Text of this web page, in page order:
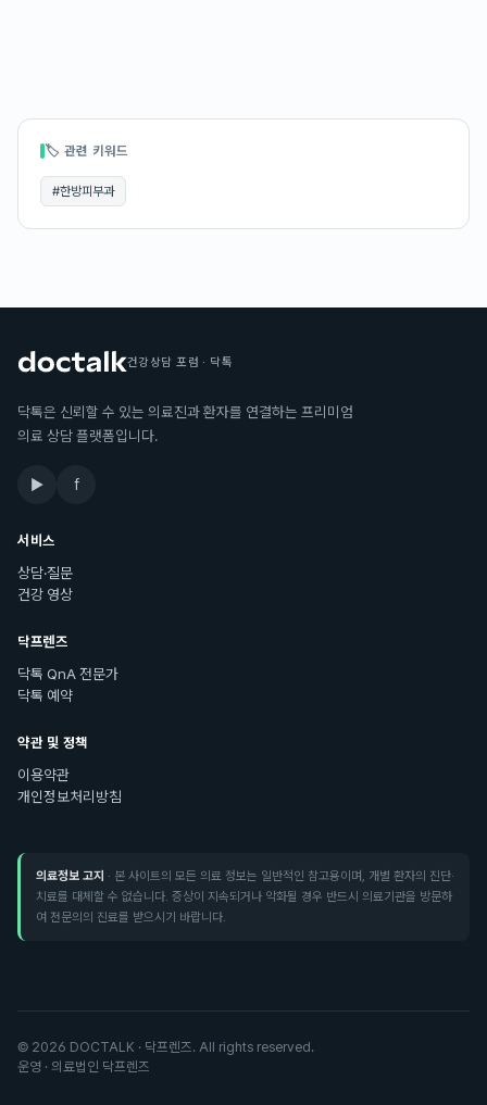
🏷 관련 키워드
#한방피부과
건강상담 포럼 · 닥톡
닥톡은 신뢰할 수 있는 의료진과 환자를 연결하는 프리미엄
의료 상담 플랫폼입니다.
▶ f
서비스
상담·질문
건강 영상
닥프렌즈
닥톡 QnA 전문가
닥톡 예약
약관 및 정책
이용약관
개인정보처리방침
의료정보 고지 · 본 사이트의 모든 의료 정보는 일반적인 참고용이며, 개별 환자의 진단·
치료를 대체할 수 없습니다. 증상이 지속되거나 악화될 경우 반드시 의료기관을 방문하
여 전문의의 진료를 받으시기 바랍니다.
© 2026 DOCTALK · 닥프렌즈. All rights reserved.
운영 · 의료법인 닥프렌즈